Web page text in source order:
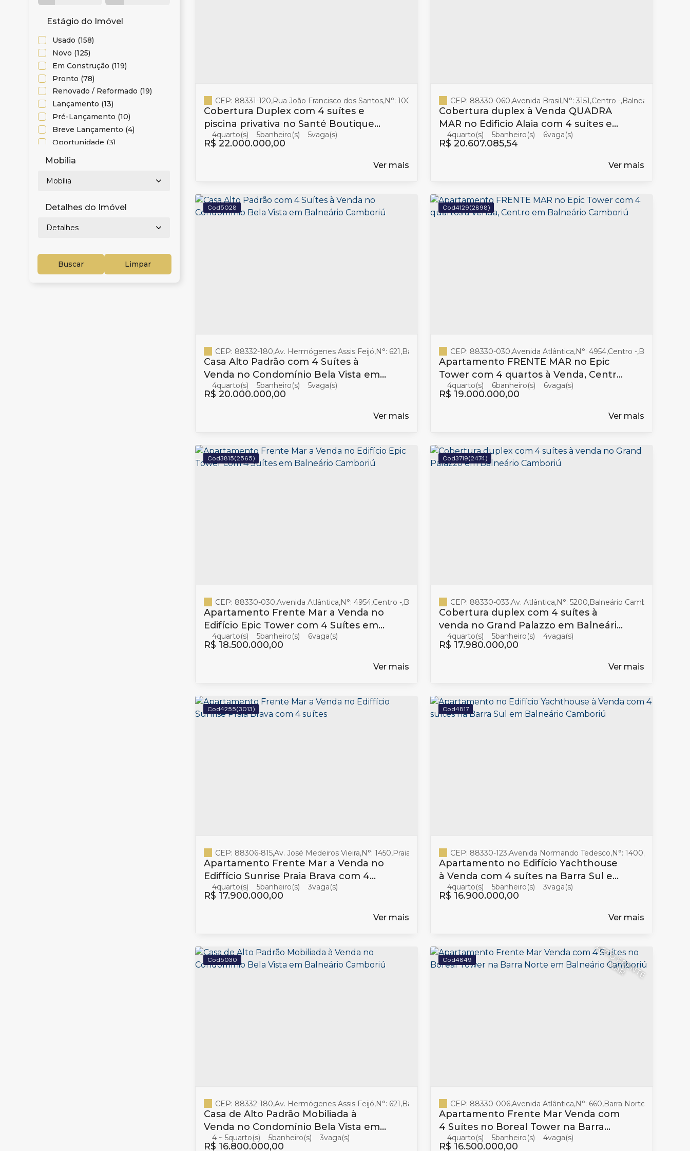
Cabeçudas (1)
Dom Bosco (1)
Fazenda (8)
Praia Brava (8)
São João (1)
São Judas (1)
Vila Operária (3)
Itapema (5)
Centro (1)
Morretes (1)
Bombinhas (1)
Estágio do Imóvel
Usado (158)
Novo (125)
Em Construção (119)
Pronto (78)
Renovado / Reformado (19)
Lançamento (13)
Pré-Lançamento (10)
Breve Lançamento (4)
Oportunidade (3)
Projeto Executivo (10%) (1)
Mobilia
Mobília
Detalhes do Imóvel
Detalhes
Buscar Limpar
Cobertura Duplex com 4 suítes e
piscina privativa no Santé Boutique
em Balneário Camboriú
R$ 22.000.000,00
CEP: 88331-120,Rua João Francisco dos Santos,N°: 100 Balneário Camboriú,Santa Catarina,Brasil
4 5banheiro(s) 5
Ver mais
Cobertura duplex à Venda QUADRA
MAR no Edificio Alaia com 4 suítes em
Balneário Camboriú
R$ 20.607.085,54
CEP: 88330-060,Avenida Brasil,N°: 3151,Centro ,Balneário
4 5banheiro(s) 6
Ver mais
5028
Casa Alto Padrão com 4 Suítes à
Venda no Condomínio Bela Vista em
Balneário Camboriú
R$ 20.000.000,00
CEP: 88332-180,Av. Hermógenes Assis Feijó,N°: 621,Barra Balneário Camboriú,Santa Catarina,Brasil
4 5banheiro(s) 5
Ver mais
4129(2898)
Apartamento FRENTE MAR no Epic
Tower com 4 quartos à Venda, Centro
em Balneário Camboriú
R$ 19.000.000,00
CEP: 88330-030,Avenida Atlântica,N°: 4954,Centro ,Balneário
4 6banheiro(s) 6
Ver mais
3815(2565)
Apartamento Frente Mar a Venda no
Edifício Epic Tower com 4 Suítes em
Balneário Camboriú
R$ 18.500.000,00
CEP: 88330-030,Avenida Atlântica,N°: 4954,Centro ,Balneário Camboriú,Santa Catarina,Brasil
4 5banheiro(s) 6
Ver mais
3719(2474)
Cobertura duplex com 4 suítes à
venda no Grand Palazzo em Balneário
Camboriú
R$ 17.980.000,00
CEP: 88330-033,Av. Atlântica,N°: 5200,Balneário Camboriú
4 5banheiro(s) 4
Ver mais
4255(3013)
Apartamento Frente Mar a Venda no
Ediffício Sunrise Praia Brava com 4
suítes
R$ 17.900.000,00
CEP: 88306-815,Av. José Medeiros Vieira,N°: 1450,Praia Brava Itajaí,Santa Catarina,Brasil
4 5banheiro(s) 3
Ver mais
4817
Apartamento no Edifício Yachthouse
à Venda com 4 suítes na Barra Sul em
Balneário Camboriú
R$ 16.900.000,00
CEP: 88330-123,Avenida Normando Tedesco,N°: 1400,
4 5banheiro(s) 3
Ver mais
5030
Casa de Alto Padrão Mobiliada à
Venda no Condomínio Bela Vista em
Balneário Camboriú
R$ 16.800.000,00
CEP: 88332-180,Av. Hermógenes Assis Feijó,N°: 621,Barra Balneário Camboriú,Santa Catarina,Brasil
4 ~ 5 5banheiro(s) 3
A
P
T
O
F
R
E
N
T
E
M
A
R
4849
Apartamento Frente Mar Venda com
4 Suítes no Boreal Tower na Barra
Norte em Balneário Camboriú
R$ 16.500.000,00
CEP: 88330-006,Avenida Atlântica,N°: 660,Barra Norte
4 5banheiro(s) 4